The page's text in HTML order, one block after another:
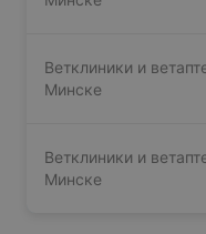
Ветклиники и
Минске
Ветклиники и
Минске